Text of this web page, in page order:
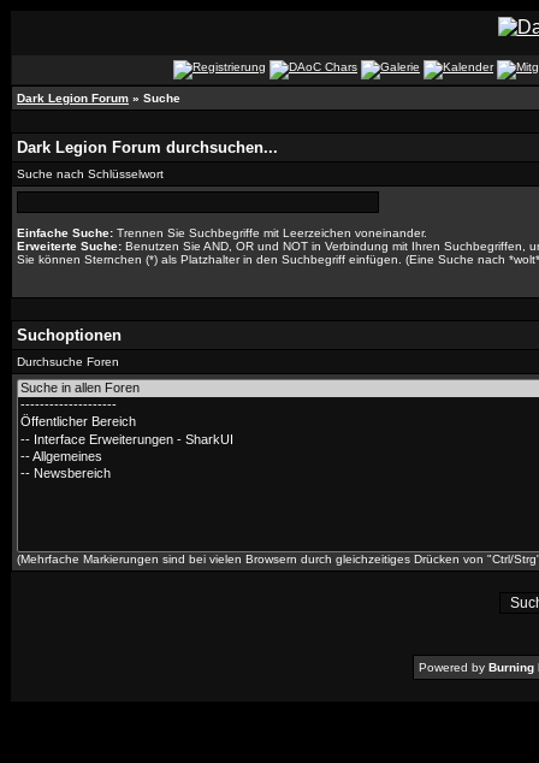
Dark Legion Forum » Suche
Dark Legion Forum durchsuchen...
Suche nach Schlüsselwort
Einfache Suche: Trennen Sie Suchbegriffe mit Leerzeichen voneinander.
Erweiterte Suche: Benutzen Sie AND, OR und NOT in Verbindung mit Ihren Suchbegriffen,
Sie können Sternchen (*) als Platzhalter in den Suchbegriff einfügen. (Eine Suche nach
Suchoptionen
Durchsuche Foren
(Mehrfache Markierungen sind bei vielen Browsern durch gleichzeitiges Drücken von "Ctrl/
Powered by Burning